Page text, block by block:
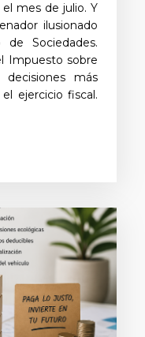
mes de julio. Y
ilusionado
Sociedades.
Impuesto sobre
más
ejercicio fiscal.